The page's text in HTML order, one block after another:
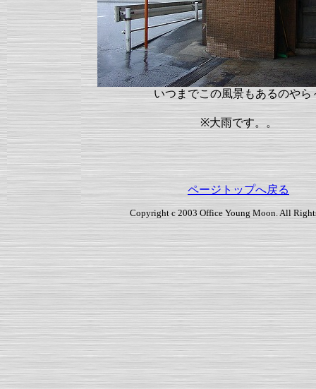
いつまでこの風景もあるのやら
※大雨です。。
ページトップへ戻る
Copyright c 2003 Office Young Moon. All